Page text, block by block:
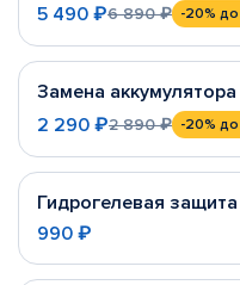
5 490 ₽6 890 ₽ -20% до
Замена аккумулятора
2 290 ₽2 890 ₽ -20% до
Гидрогелевая защита
990 ₽